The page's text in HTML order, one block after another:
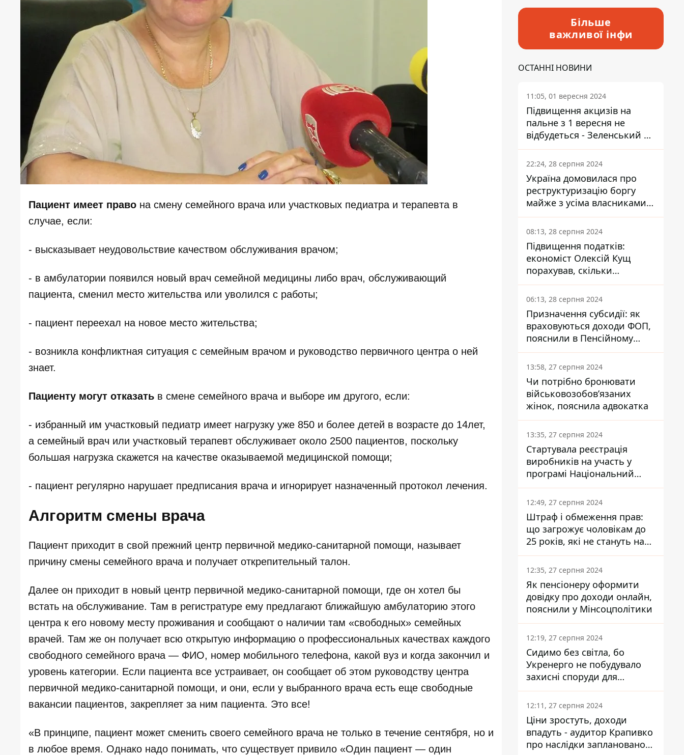
Пациент имеет право на смену семейного врача или участковых педиатра и терапевта в
случае, если:
- высказывает неудовольствие качеством обслуживания врачом;
- в амбулатории появился новый врач семейной медицины либо врач, обслуживающий
пациента, сменил место жительства или уволился с работы;
- пациент переехал на новое место жительства;
- возникла конфликтная ситуация с семейным врачом и руководство первичного центра о ней
знает.
Пациенту могут отказать в смене семейного врача и выборе им другого, если:
- избранный им участковый педиатр имеет нагрузку уже 850 и более детей в возрасте до 14лет,
а семейный врач или участковый терапевт обслуживает около 2500 пациентов, поскольку
большая нагрузка скажется на качестве оказываемой медицинской помощи;
- пациент регулярно нарушает предписания врача и игнорирует назначенный протокол лечения.
Алгоритм смены врача
Пациент приходит в свой прежний центр первичной медико-санитарной помощи, называет
причину смены семейного врача и получает открепительный талон.
Далее он приходит в новый центр первичной медико-санитарной помощи, где он хотел бы
встать на обслуживание. Там в регистратуре ему предлагают ближайшую амбулаторию этого
центра к его новому месту проживания и сообщают о наличии там «свободных» семейных
врачей. Там же он получает всю открытую информацию о профессиональных качествах каждого
свободного семейного врача — ФИО, номер мобильного телефона, какой вуз и когда закончил и
уровень категории. Если пациента все устраивает, он сообщает об этом руководству центра
первичной медико-санитарной помощи, и они, если у выбранного врача есть еще свободные
вакансии пациентов, закрепляет за ним пациента. Это все!
«В принципе, пациент может сменить своего семейного врача не только в течение сентября, но и
в любое время. Однако надо понимать, что существует привило «Один пациент — один
Більше
важливої інфи
ОСТАННІ НОВИНИ
11:05, 01 вересня 2024
Підвищення акцизів на
пальне з 1 вересня не
відбудеться - Зеленський не
підписав закон
22:24, 28 серпня 2024
Україна домовилася про
реструктуризацію боргу
майже з усіма власниками
єврооблігацій: що це
означає для країни
08:13, 28 серпня 2024
Підвищення податків:
економіст Олексій Кущ
порахував, скільки
заплатить кожен українець
06:13, 28 серпня 2024
Призначення субсидії: як
враховуються доходи ФОП,
пояснили в Пенсійному
фонді
13:58, 27 серпня 2024
Чи потрібно бронювати
військовозобов’язаних
жінок, пояснила адвокатка
13:35, 27 серпня 2024
Стартувала реєстрація
виробників на участь у
програмі Національний
кешбек: як це зробити
через портал Дія
12:49, 27 серпня 2024
Штраф і обмеження прав:
що загрожує чоловікам до
25 років, які не стануть на
військовий облік
12:35, 27 серпня 2024
Як пенсіонеру оформити
довідку про доходи онлайн,
пояснили у Мінсоцполітики
12:19, 27 серпня 2024
Сидимо без світла, бо
Укренерго не побудувало
захисні споруди для
енергетики - нардеп
Кучеренко
12:11, 27 серпня 2024
Ціни зростуть, доходи
впадуть - аудитор Крапивко
про наслідки запланованого